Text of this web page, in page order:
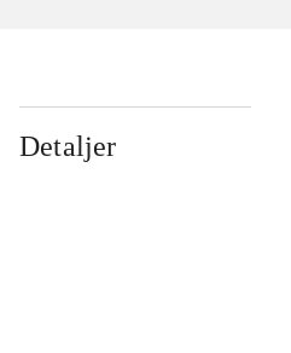
Detaljer